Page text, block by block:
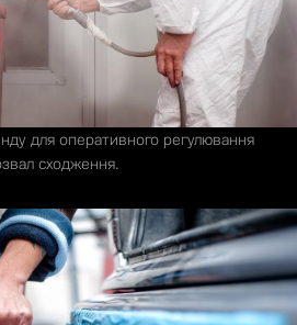
для оперативного регулювання
сходження.